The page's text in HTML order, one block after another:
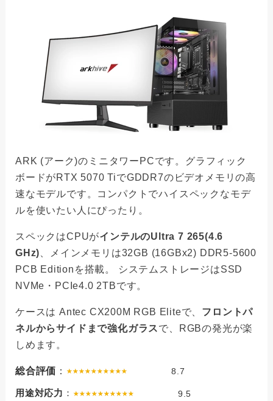
ARK (アーク)のミニタワーPCです。グラフィック
ボードがRTX 5070 TiでGDDR7のビデオメモリの高
速なモデルです。コンパクトでハイスペックなモデ
ルを使いたい人にぴったり。
スペックはCPUがインテルのUltra 7 265(4.6
GHz) 、メインメモリは32GB (16GBx2) DDR5-5600
PCB Editionを搭載。 システムストレージはSSD
NVMe・PCIe4.0 2TBです。
ケースは Antec CX200M RGB Eliteで、 フロントパ
ネルからサイドまで強化ガラスで、RGBの発光が楽
しめます。
総合評価 ： 8.7
用途対応力 ： 9.5